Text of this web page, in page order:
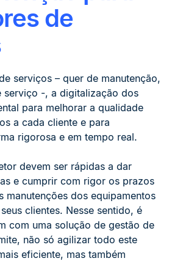
de
serviços – quer de manutenção,
serviço -, a digitalização dos
para melhorar a qualidade
a cada cliente e para
rigorosa e em tempo real.
devem ser rápidas a dar
e cumprir com rigor os prazos
manutenções dos equipamentos
clientes. Nesse sentido, é
com uma solução de gestão de
não só agilizar todo este
eficiente, mas também